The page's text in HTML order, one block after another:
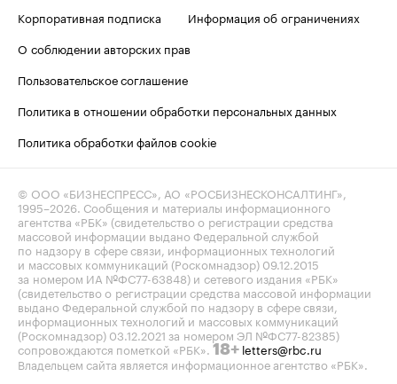
Корпоративная подписка
Информация об ограничениях
О соблюдении авторских прав
Пользовательское соглашение
Политика в отношении обработки персональных данных
Политика обработки файлов cookie
© ООО «БИЗНЕСПРЕСС», АО «РОСБИЗНЕСКОНСАЛТИНГ»,
1995–2026 . Сообщения и материалы информационного
агентства «РБК» (свидетельство о регистрации средства
массовой информации выдано Федеральной службой
по надзору в сфере связи, информационных технологий
и массовых коммуникаций (Роскомнадзор) 09.12.2015
за номером ИА №ФС77-63848) и сетевого издания «РБК»
(свидетельство о регистрации средства массовой информации
выдано Федеральной службой по надзору в сфере связи,
информационных технологий и массовых коммуникаций
(Роскомнадзор) 03.12.2021 за номером ЭЛ №ФС77-82385)
сопровождаются пометкой «РБК». 18+ letters@rbc.ru
Владельцем сайта является информационное агентство «РБК».